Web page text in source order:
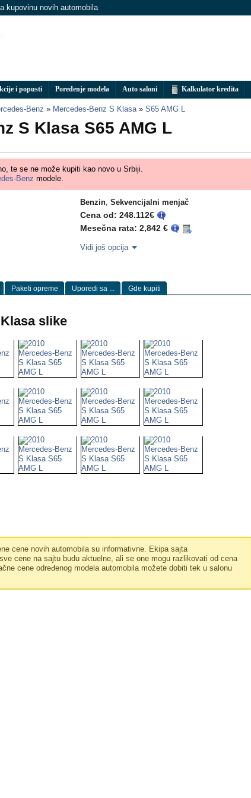
kupovinu novih automobila
i popusti Poređenje modela Auto saloni Kalkulator kredita
Benz » Mercedes-Benz S Klasa » S65 AMG L
S Klasa S65 AMG L
te se ne može kupiti kao novo u Srbiji.
Benz modele.
Benzin Sekvencijalni menjač
Cena od: 248.112€
Mesečna rata: 2,842 €
Vidi još opcija
Paketi opreme Uporedi sa ... Gde kupiti
slike
cene novih automobila su informativne. Ekipa sajta
cene na sajtu budu aktuelne, ali se one mogu razlikovati od cena
cene određenog modela automobila možete dobiti tek u salonu